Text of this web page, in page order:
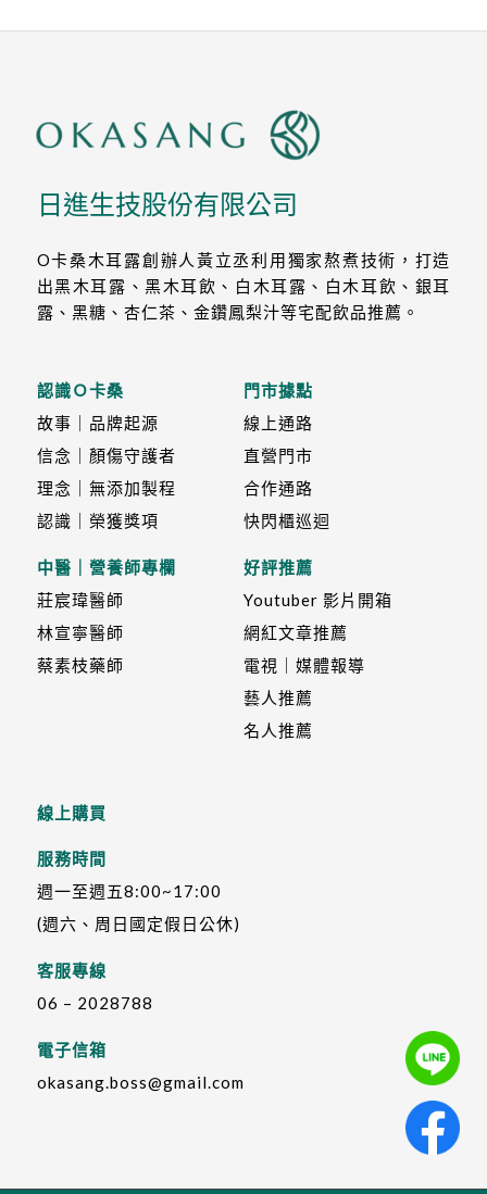
日進生技股份有限公司
O卡桑木耳露創辦人黃立丞利用獨家熬煮技術，打造
出黑木耳露、黑木耳飲、白木耳露、白木耳飲、銀耳
露、黑糖、杏仁茶、金鑽鳳梨汁等宅配飲品推薦。
認識Ｏ卡桑
故事｜品牌起源
信念｜顏傷守護者
理念｜無添加製程
認識｜榮獲獎項
中醫｜營養師專欄
莊宸瑋醫師
林宣寧醫師
蔡素枝藥師
門市據點
線上通路
直營門市
合作通路
快閃櫃巡迴
好評推薦
Youtuber 影片開箱
網紅文章推薦
電視｜媒體報導
藝人推薦
名人推薦
線上購買
服務時間
週一至週五8:00~17:00
(週六、周日國定假日公休)
客服專線
06 – 2028788
電子信箱
okasang.boss@gmail.com